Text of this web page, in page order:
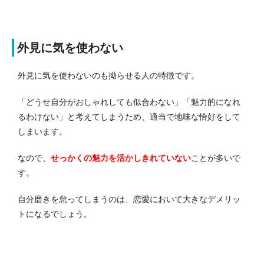
外見に気を使わない
外見に気を使わないのも拗らせる人の特徴です。
「どうせ自分がおしゃれしても似合わない」「魅力的になれ
るわけない」と考えてしまうため、適当で地味な恰好をして
しまいます。
なので、 せっかくの魅力を活かしきれていないことが多いで
す。
自分磨きを怠ってしまうのは、恋愛において大きなデメリッ
トになるでしょう。